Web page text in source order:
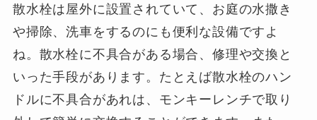
散水栓は屋外に設置されていて、お庭の水撒き
や掃除、洗車をするのにも便利な設備ですよ
ね。散水栓に不具合がある場合、修理や交換と
いった手段があります。たとえば散水栓のハン
ドルに不具合があれは、モンキーレンチで取り